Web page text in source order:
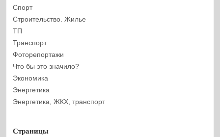
Спорт
Строительство. Жилье
ТП
Транспорт
Фоторепортажи
Что бы это значило?
Экономика
Энергетика
Энергетика, ЖКХ, транспорт
Страницы